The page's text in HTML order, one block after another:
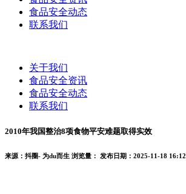
食品安全动态
联系我们
关于我们
食品安全资讯
食品安全动态
联系我们
2010年我国整治8项食物平安难题取得实效
来源：抖圈- 为du而生 浏览量： 发布日期：2025-11-18 16:12